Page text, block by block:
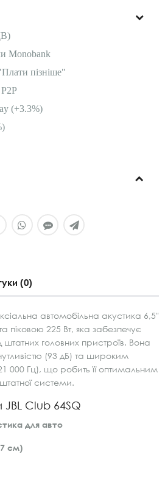
Monobank
пізніше"
(+3.3%)
(0)
автомобільна акустика 6,5″
піковою 225 Вт, яка забезпечує
штатних головних пристроїв. Вона
(93 дБ) та широким
000 Гц), що робить її оптимальним
системи.
Club 64SQ
для авто
см)